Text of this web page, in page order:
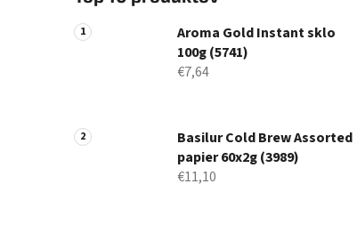
Aroma Gold Instant sklo
100g (5741)
€7,64
Basilur Cold Brew Assorted
papier 60x2g (3989)
€11,10